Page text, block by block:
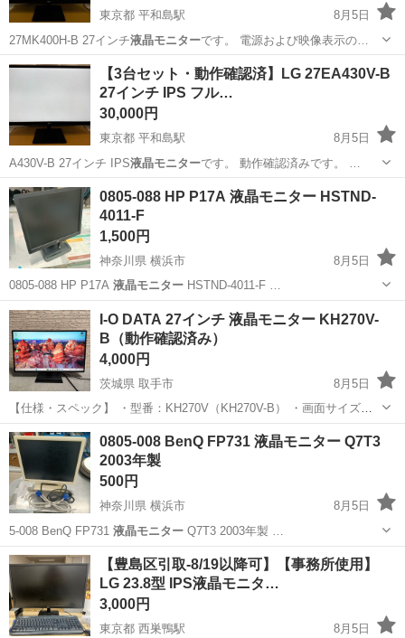
東京都 平和島駅
8月5日
27MK400H-B 27インチ液晶モニター です。 電源および映像表示の…
東京 大田区 平和島駅 周辺機器 27インチ
【3台セット・動作確認済】LG 27EA430V-B
27インチ IPS フル…
30,000円
東京都 平和島駅
8月5日
A430V-B 27インチ IPS液晶モニター です。 動作確認済みです。 …
東京 大田区 周辺機器
0805-088 HP P17A 液晶モニター HSTND-
4011-F
1,500円
神奈川県 横浜市
8月5日
0805-088 HP P17A 液晶モニター HSTND-4011-F …
神奈川 横浜市 液晶モニター
I-O DATA 27インチ 液晶モニター KH270V-
B（動作確認済み）
4,000円
茨城県 取手市
8月5日
【仕様・スペック】 ・型番：KH270V（KH270V-B） ・画面サイズ：
27インチ ・解像度：1920×1080（フルHD） ・パネル種類：ADS（非
光沢 / ノングレア） ・入力端子：HDMI ×1、アナログ...
茨城 取手市
0805-008 BenQ FP731 液晶モニター Q7T3
2003年製
500円
神奈川県 横浜市
8月5日
5-008 BenQ FP731 液晶モニター
神奈川 横浜市 周辺機器 BenQ
【豊島区引取-8/19以降可】【事務所使用】
LG 23.8型 IPS液晶モニタ…
3,000円
東京都 西巣鴨駅 8月5日